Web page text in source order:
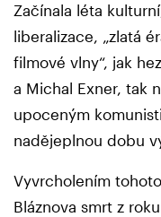
Začínala léta
liberalizace, „zlatá
filmové vlny“, jak
a Michal Exner, tak
upoceným
nadějeplnou dobu
Vyvrcholením
Bláznova smrt z